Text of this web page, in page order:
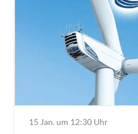
15 Jan. um 12:30 Uhr